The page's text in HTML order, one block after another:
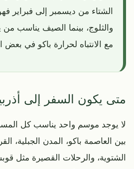
الشتاء من ديسمبر إلى فبراير
والثلوج، بينما الصيف يناسب من
مع الانتباه لحرارة باكو في بعض
متى يكون السفر إلى
لا يوجد موسم واحد يناسب كل
بين العاصمة باكو، المدن الجبلية،
الشتوية، والرحلات القصيرة مثل